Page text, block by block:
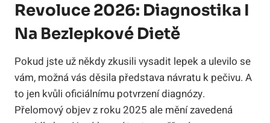
Revoluce 2026: Diagnostika I
Na Bezlepkové Dietě
Pokud jste už někdy zkusili vysadit lepek a ulevilo se
vám, možná vás děsila představa návratu k pečivu. A
to jen kvůli oficiálnímu potvrzení diagnózy.
Přelomový objev z roku 2025 ale mění zavedená